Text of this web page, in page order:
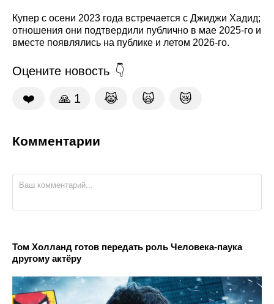
Купер с осени 2023 года встречается с Джиджи Хадид;
отношения они подтвердили публично в мае 2025-го и
вместе появлялись на публике и летом 2026-го.
Оцените новость
❤️ 🙏 1 😹 🙀 😿
Комментарии
Том Холланд готов передать роль Человека-паука
другому актёру